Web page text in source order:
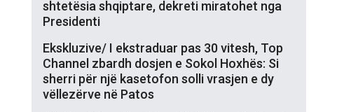
shtetësia shqiptare, dekreti miratohet nga
Presidenti
Ekskluzive/ I ekstraduar pas 30 vitesh, Top
Channel zbardh dosjen e Sokol Hoxhës: Si
sherri për një kasetofon solli vrasjen e dy
vëllezërve në Patos